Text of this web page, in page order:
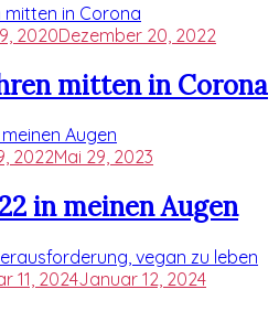
2020Dezember 20, 2022
mitten in Corona
2022Mai 29, 2023
in meinen Augen
11, 2024Januar 12, 2024